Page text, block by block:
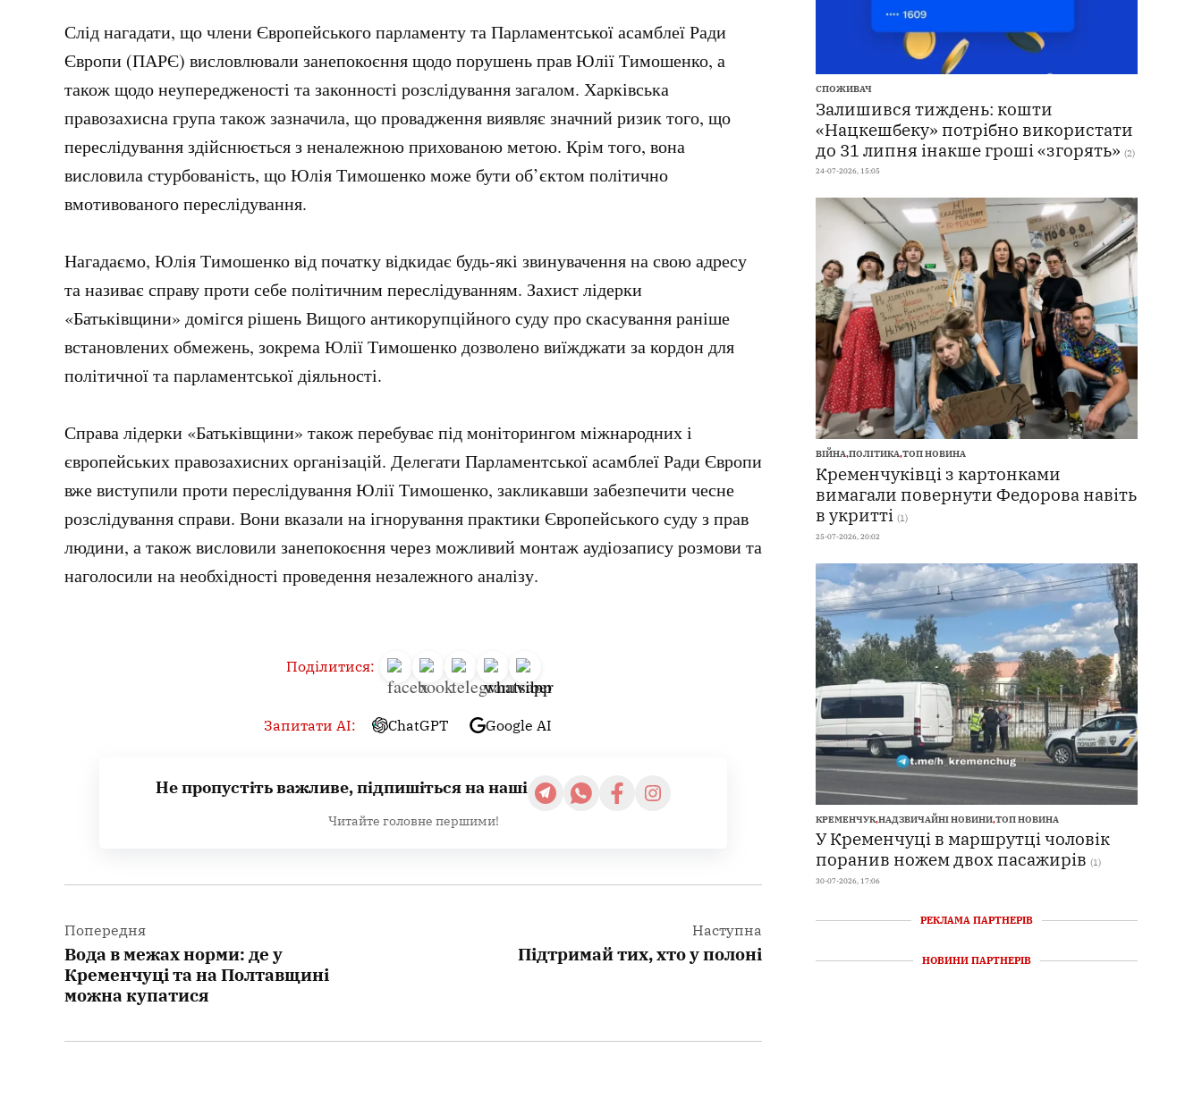
Слід нагадати, що члени Європейського парламенту та Парламентської асамблеї Ради
Європи (ПАРЄ) висловлювали занепокоєння щодо порушень прав Юлії Тимошенко, а
також щодо неупередженості та законності розслідування загалом. Харківська
правозахисна група також зазначила, що провадження виявляє значний ризик того, що
переслідування здійснюється з неналежною прихованою метою. Крім того, вона
висловила стурбованість, що Юлія Тимошенко може бути об’єктом політично
вмотивованого переслідування.
Нагадаємо, Юлія Тимошенко від початку відкидає будь-які звинувачення на свою адресу
та називає справу проти себе політичним переслідуванням. Захист лідерки
«Батьківщини» домігся рішень Вищого антикорупційного суду про скасування раніше
встановлених обмежень, зокрема Юлії Тимошенко дозволено виїжджати за кордон для
політичної та парламентської діяльності.
Справа лідерки «Батьківщини» також перебуває під моніторингом міжнародних і
європейських правозахисних організацій. Делегати Парламентської асамблеї Ради Європи
вже виступили проти переслідування Юлії Тимошенко, закликавши забезпечити чесне
розслідування справи. Вони вказали на ігнорування практики Європейського суду з прав
людини, а також висловили занепокоєння через можливий монтаж аудіозапису розмови та
наголосили на необхідності проведення незалежного аналізу.
Поділитися:
Запитати AI: ChatGPT Google AI
Не пропустіть важливе, підпишіться на наші
Читайте головне першими!
Попередня
Вода в межах норми: де у
Кременчуці та на Полтавщині
можна купатися
Наступна
Підтримай тих, хто у полоні
СПОЖИВАЧ
Залишився тиждень: кошти
«Нацкешбеку» потрібно використати
до 31 липня інакше гроші «згорять» (2)
24-07-2026, 15:05
ВІЙНА,ПОЛІТИКА,ТОП НОВИНА
Кременчуківці з картонками
вимагали повернути Федорова навіть
в укритті (1)
25-07-2026, 20:02
КРЕМЕНЧУК,НАДЗВИЧАЙНІ НОВИНИ,ТОП НОВИНА
У Кременчуці в маршрутці чоловік
поранив ножем двох пасажирів (1)
30-07-2026, 17:06
РЕКЛАМА ПАРТНЕРІВ
НОВИНИ ПАРТНЕРІВ